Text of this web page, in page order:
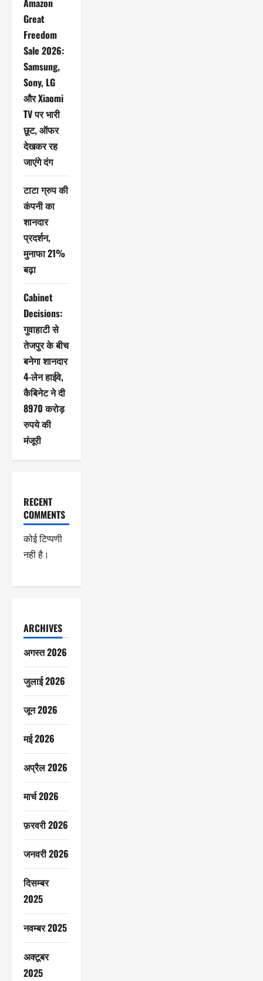
Amazon
Great
Freedom
Sale 2026:
Samsung,
Sony, LG
और Xiaomi
TV पर भारी
छूट, ऑफर
देखकर रह
जाएंगे दंग
टाटा ग्रुप की
कंपनी का
शानदार
प्रदर्शन,
मुनाफा 21%
बढ़ा
Cabinet
Decisions:
गुवाहाटी से
तेजपुर के बीच
बनेगा शानदार
4-लेन हाईवे,
कैबिनेट ने दी
8970 करोड़
रुपये की
मंजूरी
RECENT
COMMENTS
कोई टिप्पणी
नही है।
ARCHIVES
अगस्त 2026
जुलाई 2026
जून 2026
मई 2026
अप्रैल 2026
मार्च 2026
फ़रवरी 2026
जनवरी 2026
दिसम्बर
2025
नवम्बर 2025
अक्टूबर
2025